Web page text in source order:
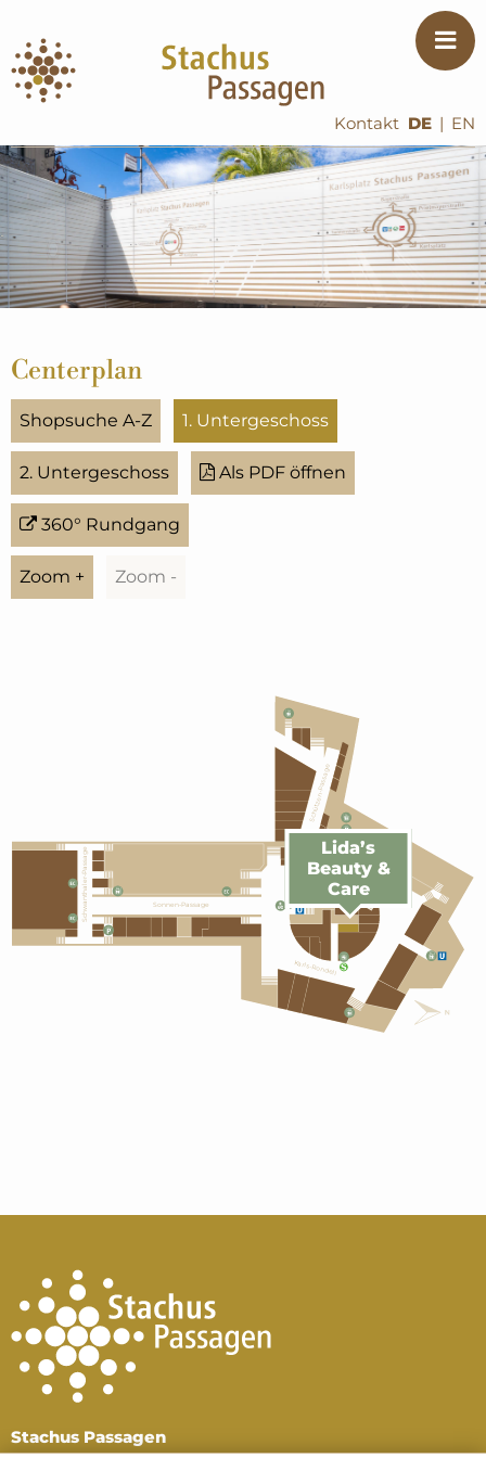
DE | EN
Kontakt
Centerplan
Shopsuche A-Z 1. Untergeschoss
2. Untergeschoss Als PDF öffnen
360° Rundgang
Zoom + Zoom -
Sonnen-Passage
Schwanthaler-Passage
Schützen-Passage
Karls-Rondell
Lida’s
Beauty &
Care
Stachus Passagen